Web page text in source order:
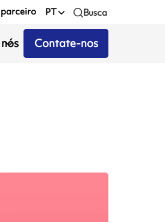
parceiro PT Busca
Contate-nos